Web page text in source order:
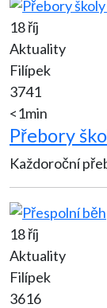
18 říj
Aktuality
Filípek
3741
<1min
Přebory
Každoroční
18 říj
Aktuality
Filípek
3616